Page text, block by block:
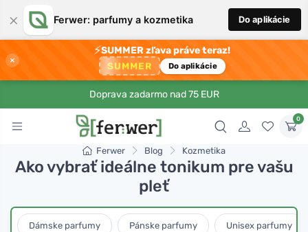
× Ferwer: parfumy a kozmetika Do aplikácie
×
⚡SUMMER zľava práve teraz!
SUMMER Do aplikácie
Doprava zadarmo nad 75 EUR
0
Ferwer Blog Kozmetika
Ako vybrať ideálne tonikum pre vašu
pleť
Dámske parfumy Pánske parfumy Unisex parfumy